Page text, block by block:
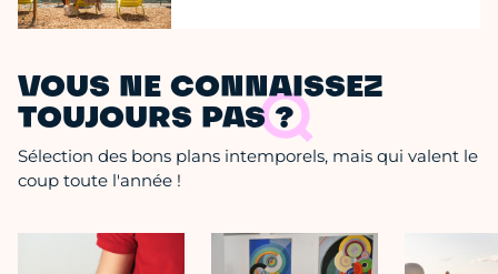
VOUS NE CONNAISSEZ
TOUJOURS PAS ?
Sélection des bons plans intemporels, mais qui valent le
coup toute l'année !